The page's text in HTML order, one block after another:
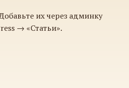
их через админку
→ «Статьи».